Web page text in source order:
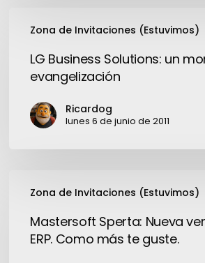
Zona de Invitaciones (Estuvimos)
Business
momento
evangelización
LG Business Solutions: un
evangelización
Ricardog
lunes 6 de junio de 2011
Zona de Invitaciones (Estuvimos)
Sperta:
versiónMastersoft Sperta: Nueva
ERP. Como más te guste.